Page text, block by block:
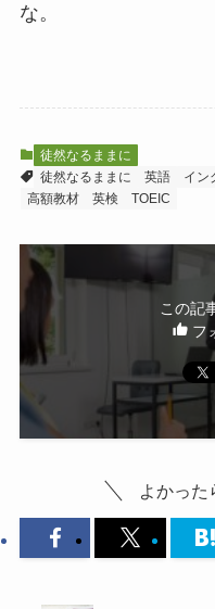
な。
徒然なるままに
徒然なるままに
英語 イン
高額教材
英検 TOEIC
この記
フ
よかった